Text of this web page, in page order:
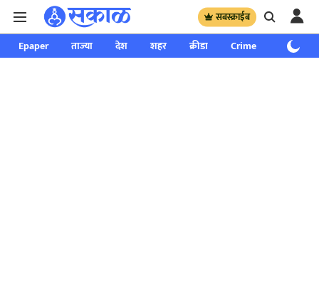
सबस्क्राईब
Epaper ताज्या देश शहर क्रीडा Crime साप्ताहिक